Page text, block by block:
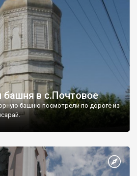
башня в с.Почтовое
башню посмотрели по дороге из